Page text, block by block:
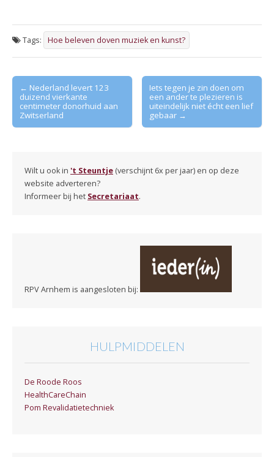
Tags: Hoe beleven doven muziek en kunst?
Post
navigation
← Nederland levert 123
duizend vierkante
centimeter donorhuid aan
Zwitserland
Iets tegen je zin doen om
een ander te plezieren is
uiteindelijk niet écht een lief
gebaar →
Wilt u ook in 't Steuntje (verschijnt 6x per jaar) en op deze
website adverteren?
Informeer bij het Secretariaat.
RPV Arnhem is aangesloten bij:
HULPMIDDELEN
De Roode Roos
HealthCareChain
Pom Revalidatietechniek